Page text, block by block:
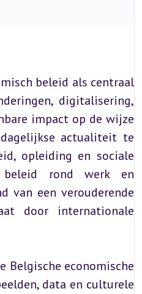
beleid als centraal
digitalisering,
impact op de wijze
actualiteit te
opleiding en sociale
beleid rond werk en
van een verouderende
door internationale
Belgische economische
data en culturele